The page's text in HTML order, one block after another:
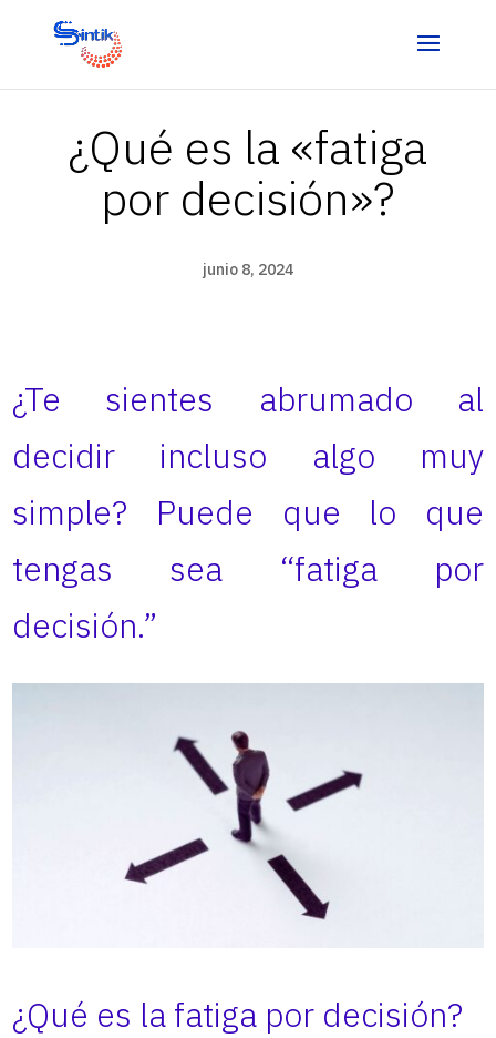
¿Qué es la «fatiga
por decisión»?
junio 8, 2024
¿Te sientes abrumado al
decidir incluso algo muy
simple? Puede que lo que
tengas sea “fatiga por
decisión.”
¿Qué es la fatiga por decisión?